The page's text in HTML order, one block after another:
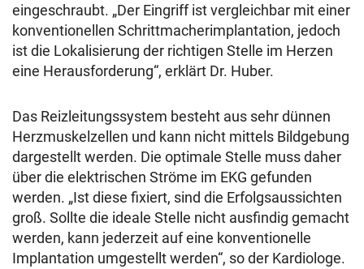
eingeschraubt. „Der Eingriff ist vergleichbar mit einer
konventionellen Schrittmacherimplantation, jedoch
ist die Lokalisierung der richtigen Stelle im Herzen
eine Herausforderung“, erklärt Dr. Huber.
Das Reizleitungssystem besteht aus sehr dünnen
Herzmuskelzellen und kann nicht mittels Bildgebung
dargestellt werden. Die optimale Stelle muss daher
über die elektrischen Ströme im EKG gefunden
werden. „Ist diese fixiert, sind die Erfolgsaussichten
groß. Sollte die ideale Stelle nicht ausfindig gemacht
werden, kann jederzeit auf eine konventionelle
Implantation umgestellt werden“, so der Kardiologe.